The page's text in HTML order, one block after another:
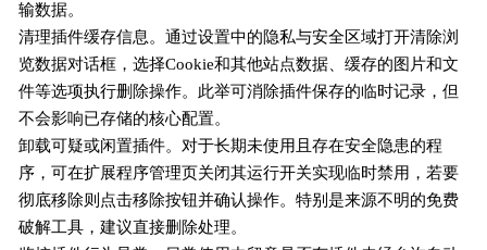
输数据。
清理插件缓存信息。通过设置中的隐私与安全区域打开清除浏
览数据对话框，选择Cookie和其他站点数据、缓存的图片和文
件等选项执行删除操作。此举可消除插件保存的临时记录，但
不会影响已存储的核心配置。
卸载可疑或闲置插件。对于长期未使用且存在安全隐患的程
序，可在扩展程序管理页关闭其运行开关实现临时禁用，若要
彻底移除则点击移除按钮并确认操作。特别是来源不明的免费
破解工具，建议直接删除处理。